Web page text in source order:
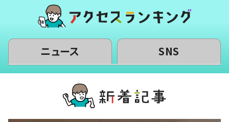
ニュース SNS